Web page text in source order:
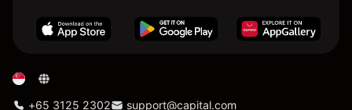
+65 3125 2302 support@capital.com